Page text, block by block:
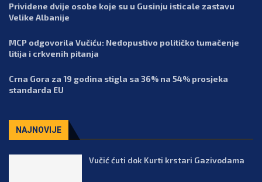
Prividene dvije osobe koje su u Gusinju isticale zastavu
Velike Albanije
MCP odgovorila Vučiću: Nedopustivo političko tumačenje
litija i crkvenih pitanja
Crna Gora za 19 godina stigla sa 36% na 54% prosjeka
standarda EU
NAJNOVIJE
Vučić ćuti dok Kurti krstari Gazivodama